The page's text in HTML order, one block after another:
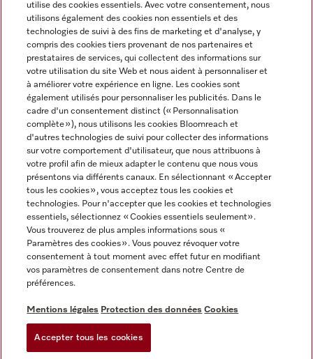
Langue
FRANCAIS
Informations légales
CGV
Conditions d’utilisation
Déclaration d'accessibilité
Digital Services Act
Miele sur Instagram
Miele sur Youtube
utilise des cookies essentiels. Avec votre consentement, nous
utilisons également des cookies non essentiels et des
technologies de suivi à des fins de marketing et d'analyse, y
compris des cookies tiers provenant de nos partenaires et
prestataires de services, qui collectent des informations sur
votre utilisation du site Web et nous aident à personnaliser et
à améliorer votre expérience en ligne. Les cookies sont
également utilisés pour personnaliser les publicités. Dans le
cadre d'un consentement distinct (« Personnalisation
complète »), nous utilisons les cookies Bloomreach et
d'autres technologies de suivi pour collecter des informations
sur votre comportement d'utilisateur, que nous attribuons à
votre profil afin de mieux adapter le contenu que nous vous
présentons via différents canaux. En sélectionnant « Accepter
tous les cookies », vous acceptez tous les cookies et
technologies. Pour n'accepter que les cookies et technologies
essentiels, sélectionnez « Cookies essentiels seulement».
Vous trouverez de plus amples informations sous «
Paramètres des cookies ». Vous pouvez révoquer votre
consentement à tout moment avec effet futur en modifiant
vos paramètres de consentement dans notre Centre de
préférences.
Mentions légales Protection des données Cookies
Accepter tous les cookies